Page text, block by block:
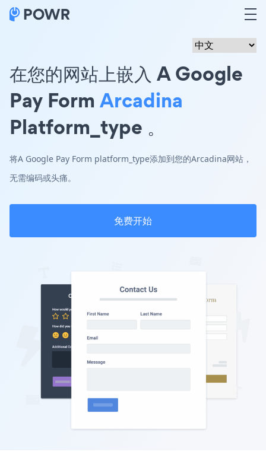
在您的网站上嵌入 A Google
Pay Form Arcadina
Platform_type 。
将A Google Pay Form platform_type添加到您的Arcadina网站，
无需编码或头痛。
免费开始